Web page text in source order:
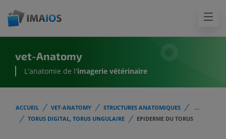
vet-Anatomy
L'anatomie de l'imagerie vétérinaire
ACCUEIL VET-ANATOMY STRUCTURES ANATOMIQUES
...
TORUS DIGITAL, TORUS UNGULAIRE
EPIDERME DU TORUS